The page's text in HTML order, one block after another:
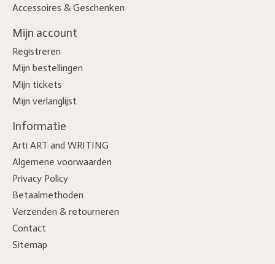
Accessoires & Geschenken
Mijn account
Registreren
Mijn bestellingen
Mijn tickets
Mijn verlanglijst
Informatie
Arti ART and WRITING
Algemene voorwaarden
Privacy Policy
Betaalmethoden
Verzenden & retourneren
Contact
Sitemap